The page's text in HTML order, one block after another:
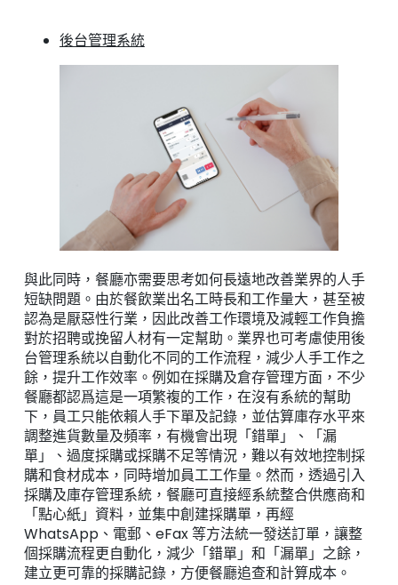
後台管理系統
與此同時，餐廳亦需要思考如何長遠地改善業界的人手
短缺問題。由於餐飲業出名工時長和工作量大，甚至被
認為是厭惡性行業，因此改善工作環境及減輕工作負擔
對於招聘或挽留人材有一定幫助。業界也可考慮使用後
台管理系統以自動化不同的工作流程，減少人手工作之
餘，提升工作效率。例如在採購及倉存管理方面，不少
餐廳都認爲這是一項繁複的工作，在沒有系統的幫助
下，員工只能依賴人手下單及記錄，並估算庫存水平來
調整進貨數量及頻率，有機會出現「錯單」、「漏
單」、過度採購或採購不足等情況，難以有效地控制採
購和食材成本，同時增加員工工作量。然而，透過引入
採購及庫存管理系統，餐廳可直接經系統整合供應商和
「點心紙」資料，並集中創建採購單，再經
WhatsApp、電郵、eFax 等方法統一發送訂單，讓整
個採購流程更自動化，減少「錯單」和「漏單」之餘，
建立更可靠的採購記錄，方便餐廳追查和計算成本。